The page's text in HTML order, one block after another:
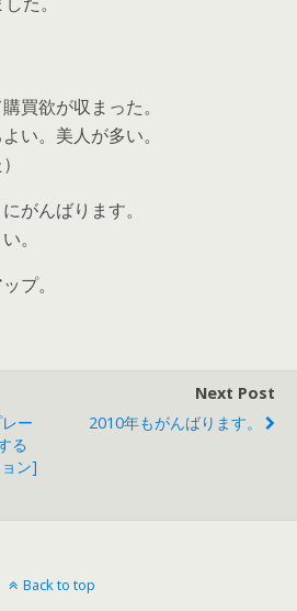
買欲が収まった。
い。美人が多い。
がんばります。
。
プ。
ー
る
ン]
Next Post
2010年もがんばります。
Back to top